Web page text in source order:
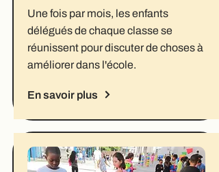
Une fois par mois, les enfants
délégués de chaque classe se
réunissent pour discuter de choses à
améliorer dans l'école.
En savoir plus